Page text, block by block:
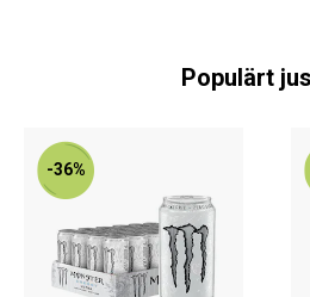
Populärt
-36%